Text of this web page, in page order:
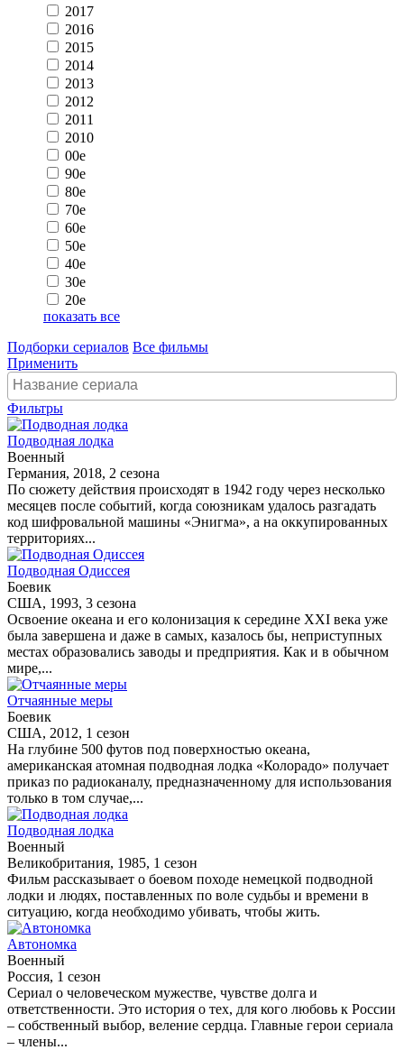
2017
2016
2015
2014
2013
2012
2011
2010
00e
90e
80e
70e
60e
50e
40e
30e
20e
показать все
Подборки сериалов Все фильмы
Применить
Фильтры
Подводная лодка
Военный
Германия, 2018, 2 сезона
По сюжету действия происходят в 1942 году через несколько
месяцев после событий, когда союзникам удалось разгадать
код шифровальной машины «Энигма», а на оккупированных
территориях...
Подводная Одиссея
Боевик
США, 1993, 3 сезона
Освоение океана и его колонизация к середине XXI века уже
была завершена и даже в самых, казалось бы, неприступных
местах образовались заводы и предприятия. Как и в обычном
мире,...
Отчаянные меры
Боевик
США, 2012, 1 сезон
На глубине 500 футов под поверхностью океана,
американская атомная подводная лодка «Колорадо» получает
приказ по радиоканалу, предназначенному для использования
только в том случае,...
Подводная лодка
Военный
Великобритания, 1985, 1 сезон
Фильм рассказывает о боевом походе немецкой подводной
лодки и людях, поставленных по воле судьбы и времени в
ситуацию, когда необходимо убивать, чтобы жить.
Автономка
Военный
Россия, 1 сезон
Сериал о человеческом мужестве, чувстве долга и
ответственности. Это история о тех, для кого любовь к России
– собственный выбор, веление сердца. Главные герои сериала
– члены...